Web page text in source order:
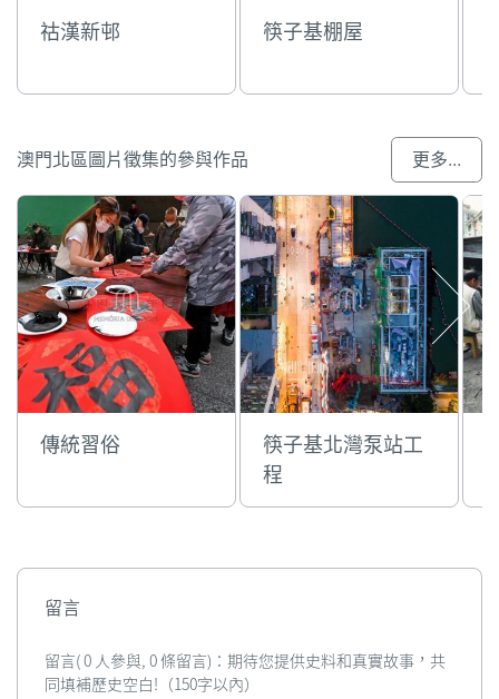
祜漢新邨 筷子基棚屋
澳門北區圖片徵集的參與作品 更多...
傳統習俗
筷子基北灣泵站工
程
留言
留言( 0 人參與, 0 條留言)：期待您提供史料和真實故事，共
同填補歷史空白!（150字以內）